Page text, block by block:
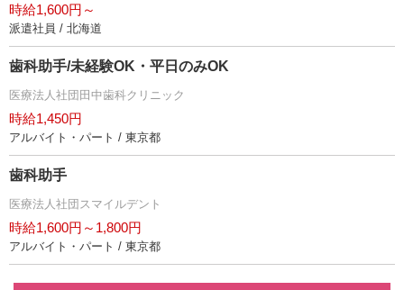
時給1,600円～
派遣社員 / 北海道
歯科助手/未経験OK・平日のみOK
医療法人社団田中歯科クリニック
時給1,450円
アルバイト・パート / 東京都
歯科助手
医療法人社団スマイルデント
時給1,600円～1,800円
アルバイト・パート / 東京都